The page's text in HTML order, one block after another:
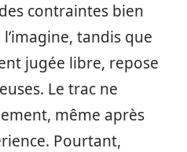
contraintes bien
tandis que
jugée libre, repose
Le trac ne
même après
Pourtant,